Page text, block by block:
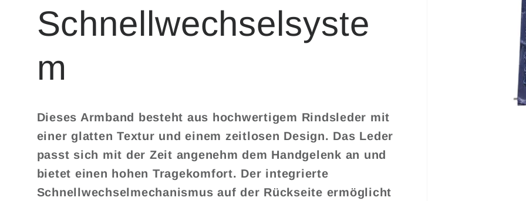
Schnellwechselsyste
m
Dieses Armband besteht aus hochwertigem Rindsleder mit
einer glatten Textur und einem zeitlosen Design. Das Leder
passt sich mit der Zeit angenehm dem Handgelenk an und
bietet einen hohen Tragekomfort. Der integrierte
Schnellwechselmechanismus auf der Rückseite ermöglicht